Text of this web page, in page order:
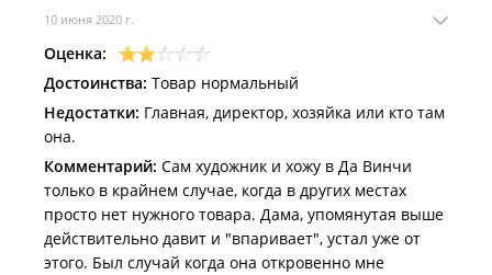
магазин, были очень приятные и милые две
молодые девушки. Помогли найти нужный товар и
обслужили как положено.
Ну сегодня прям нонсанс какой-то был. Как я поняла
это сама директор или жена директора. Потому что,
такое поведение, может быть только из-за того, что
знает "Мне ничего за это не будет"
Дата посещения: 25.03.2021
Не понравилось:Продавец
10 июня 2020 г.
Оценка:
Достоинства: Товар нормальный
Недостатки: Главная, директор, хозяйка или кто там
она.
Комментарий: Сам художник и хожу в Да Винчи
только в крайнем случае, когда в других местах
просто нет нужного товара. Дама, упомянутая выше
действительно давит и "впаривает", устал уже от
этого. Был случай когда она откровенно мне